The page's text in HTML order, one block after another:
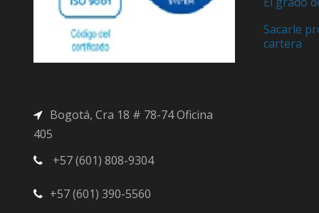
i
l
a
a
s
5
Bogotá, Cra 18 # 78-74 Oficina
405
+57 (601) 808-9304
+57 (601) 390-5560
Sacarle
cartera